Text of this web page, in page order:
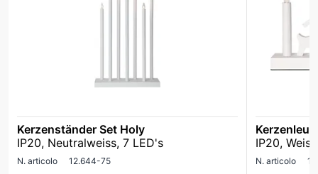
Kerzenständer Set Holy
IP20, Neutralweiss, 7 LED's
N. articolo 12.644-75
IP20,
N. articolo